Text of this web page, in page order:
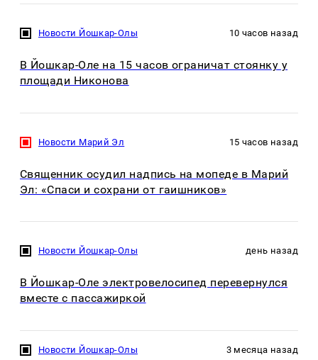
Новости Йошкар-Олы 10 часов назад
В Йошкар-Оле на 15 часов ограничат стоянку у
площади Никонова
Новости Марий Эл 15 часов назад
Священник осудил надпись на мопеде в Марий
Эл: «Спаси и сохрани от гаишников»
Новости Йошкар-Олы день назад
В Йошкар-Оле электровелосипед перевернулся
вместе с пассажиркой
Новости Йошкар-Олы 3 месяца назад